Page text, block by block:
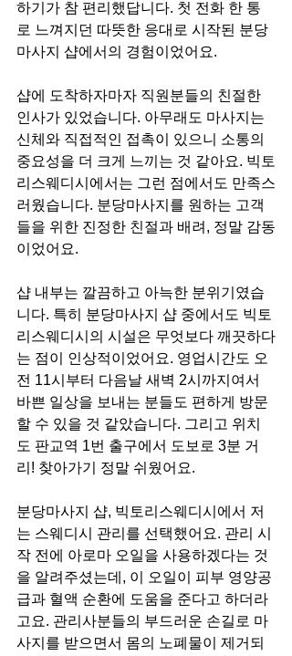
하기가 참 편리했답니다. 첫 전화 한 통
로 느껴지던 따뜻한 응대로 시작된 분당
마사지 샵에서의 경험이었어요.
샵에 도착하자마자 직원분들의 친절한
인사가 있었습니다. 아무래도 마사지는
신체와 직접적인 접촉이 있으니 소통의
중요성을 더 크게 느끼는 것 같아요. 빅토
리스웨디시에서는 그런 점에서도 만족스
러웠습니다. 분당마사지를 원하는 고객
들을 위한 진정한 친절과 배려, 정말 감동
이었어요.
샵 내부는 깔끔하고 아늑한 분위기였습
니다. 특히 분당마사지 샵 중에서도 빅토
리스웨디시의 시설은 무엇보다 깨끗하다
는 점이 인상적이었어요. 영업시간도 오
전 11시부터 다음날 새벽 2시까지여서
바쁜 일상을 보내는 분들도 편하게 방문
할 수 있을 것 같았습니다. 그리고 위치
도 판교역 1번 출구에서 도보로 3분 거
리! 찾아가기 정말 쉬웠어요.
분당마사지 샵, 빅토리스웨디시에서 저
는 스웨디시 관리를 선택했어요. 관리 시
작 전에 아로마 오일을 사용하겠다는 것
을 알려주셨는데, 이 오일이 피부 영양공
급과 혈액 순환에 도움을 준다고 하더라
고요. 관리사분들의 부드러운 손길로 마
사지를 받으면서 몸의 노폐물이 제거되